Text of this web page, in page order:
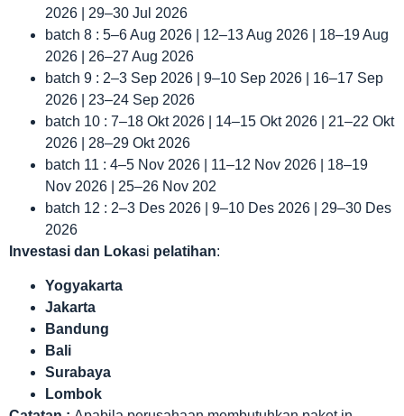
2026 | 29–30 Jul 2026
batch 8 : 5–6 Aug 2026 | 12–13 Aug 2026 | 18–19 Aug
2026 | 26–27 Aug 2026
batch 9 : 2–3 Sep 2026 | 9–10 Sep 2026 | 16–17 Sep
2026 | 23–24 Sep 2026
batch 10 : 7–18 Okt 2026 | 14–15 Okt 2026 | 21–22 Okt
2026 | 28–29 Okt 2026
batch 11 : 4–5 Nov 2026 | 11–12 Nov 2026 | 18–19
Nov 2026 | 25–26 Nov 202
batch 12 : 2–3 Des 2026 | 9–10 Des 2026 | 29–30 Des
2026
Investasi dan Lokasi pelatihan:
Yogyakarta
Jakarta
Bandung
Bali
Surabaya
Lombok